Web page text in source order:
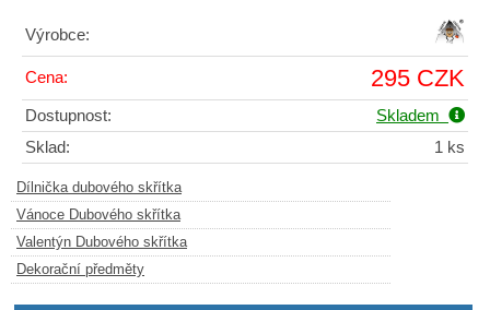
Výrobce:
Cena: 295 CZK
Dostupnost:
Skladem
Sklad:
1 ks
Dílnička dubového skřítka
Vánoce Dubového skřítka
Valentýn Dubového skřítka
Dekorační předměty